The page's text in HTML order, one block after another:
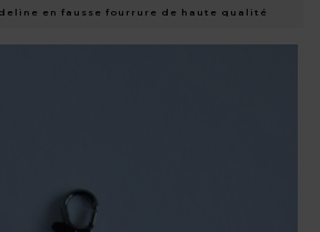
en fausse fourrure de haute qualité